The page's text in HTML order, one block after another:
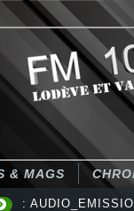
& MAGS
:
: COMMUNAUTE